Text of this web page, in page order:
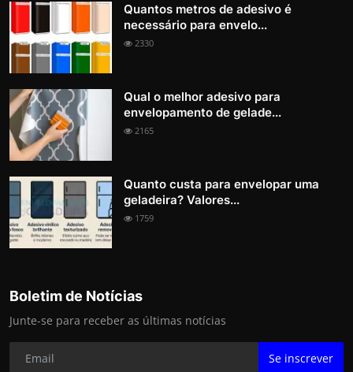
Quantos metros de adesivo é
necessário para envelo...
2330
Qual o melhor adesivo para
envelopamento de gelade...
2165
Quanto custa para envelopar uma
geladeira? Valores...
1759
Boletim de Notícias
Junte-se para receber as últimas notícias
Se inscrever